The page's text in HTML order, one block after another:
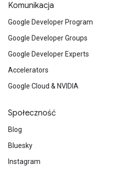
Komunikacja
Google Developer Program
Google Developer Groups
Google Developer Experts
Accelerators
Google Cloud & NVIDIA
Społeczność
Blog
Bluesky
Instagram